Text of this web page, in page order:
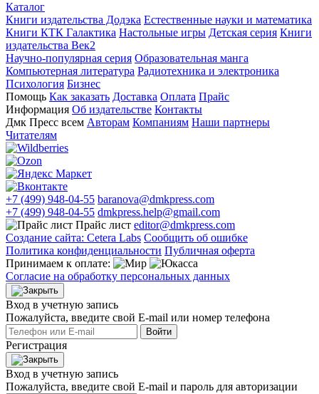
Каталог
Книги издательства Додэка Естественные науки и математика
Книги КТК Галактика Настольные игры Детская серия Книги
издательства Век2
Научно-популярная серия Образовательная манга
Компьютерная литература Радиотехника и электроника
Психология Бизнес
Помощь Как заказать Доставка Оплата Прайс
Информация Об издательстве Контакты
Дмк Пресс всем Авторам Компаниям Наши партнеры
Читателям
+7 (499) 948-04-55 baranova@dmkpress.com
+7 (499) 948-04-55 dmkpress.help@gmail.com
Прайс лист editor@dmkpress.com
Создание сайта: Cetera Labs Сообщить об ошибке
Политика конфиденциальности Публичная оферта
Принимаем к оплате:
Согласие на обработку персональных данных
Вход в учетную запись
Пожалуйста, введите свой E‑mail или номер телефона
Войти
Регистрация
Вход в учетную запись
Пожалуйста, введите свой E‑mail и пароль для авторизации